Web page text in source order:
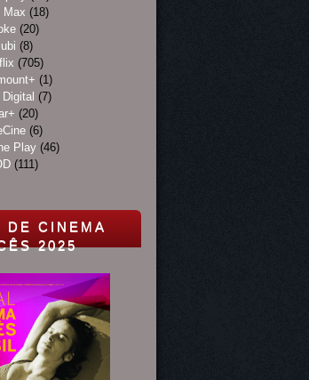
Max (18)
(20)
(8)
(705)
(1)
(7)
(20)
(6)
Play (46)
(111)
DE CINEMA
2025